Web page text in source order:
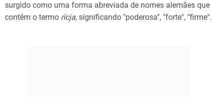
surgido como uma forma abreviada de nomes alemães que
contêm o termo rîcja, significando "poderosa", "forte", "firme".